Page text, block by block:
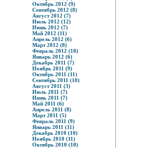
Октябрь 2012 (9)
Сентябрь 2012 (8)
Август 2012 (7)
Июль 2012 (12)
Июнь 2012 (7)
Май 2012 (11)
Апрель 2012 (6)
Март 2012 (8)
Февраль 2012 (10)
Январь 2012 (6)
Декабрь 2011 (7)
Ноябрь 2011 (9)
Октябрь 2011 (11)
Сентябрь 2011 (10)
Август 2011 (3)
Июль 2011 (7)
Июнь 2011 (7)
Май 2011 (6)
Апрель 2011 (8)
Март 2011 (5)
Февраль 2011 (9)
Январь 2011 (11)
Декабрь 2010 (10)
Ноябрь 2010 (11)
Октябрь 2010 (10)